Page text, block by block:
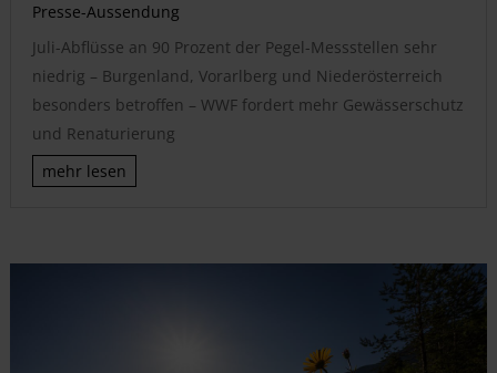
Presse-Aussendung
Juli-Abflüsse an 90 Prozent der Pegel-Messstellen sehr
niedrig – Burgenland, Vorarlberg und Niederösterreich
besonders betroffen – WWF fordert mehr Gewässerschutz
und Renaturierung
mehr lesen